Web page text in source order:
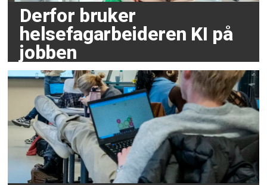
Derfor bruker
helsefagarbeideren KI på
jobben